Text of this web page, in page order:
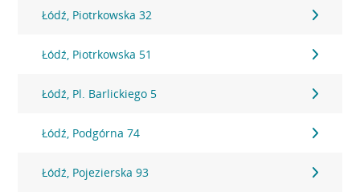
Łódź, Piotrkowska 32
Łódź, Piotrkowska 51
Łódź, Pl. Barlickiego 5
Łódź, Podgórna 74
Łódź, Pojezierska 93